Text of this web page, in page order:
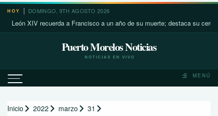
Saltar
contenido
HOY DOMINGO, 9TH AGOSTO 2026
XIV recuerda a Francisco a un año de su muerte; destaca su cercanía
Puerto Morelos Noticias
NOTICIAS EN VIVO
MENÚ
Inicio 2022 marzo
31